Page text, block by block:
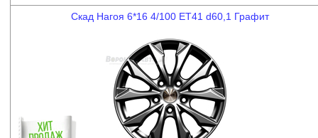
Скад Нагоя 6*16 4/100 ET41 d60,1 Графит